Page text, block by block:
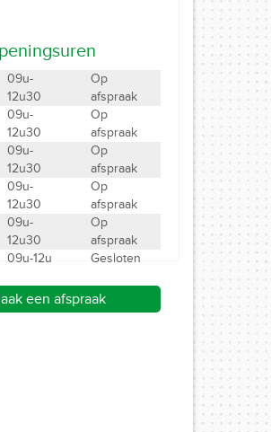
09u-
12u30
Op
afspraak
09u-
12u30
Op
afspraak
09u-
12u30
Op
afspraak
09u-
12u30
Op
afspraak
09u-
12u30
Op
afspraak
09u-12u Gesloten
een afspraak